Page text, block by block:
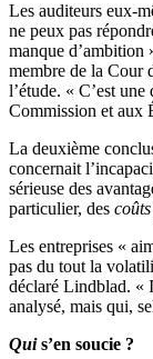
Les auditeurs eux-
ne peux pas
manque d’ambition
membre de la Cour
l’étude. « C’est
Commission et aux
La deuxième
concernait
sérieuse des
particulier, des coûts
Les entreprises «
pas du tout la
déclaré Lindblad. «
analysé, mais qui,
Quis’en soucie ?